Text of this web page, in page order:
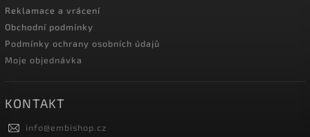
Reklamace a vrácení
Obchodní podmínky
Podmínky ochrany osobních údajů
Moje objednávka
KONTAKT
info@embishop.cz